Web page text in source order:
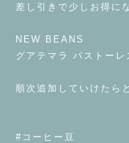
差し引きで少しお得に
NEW BEANS
グアテマラ パストー
順次追加していけたら
#コーヒー豆